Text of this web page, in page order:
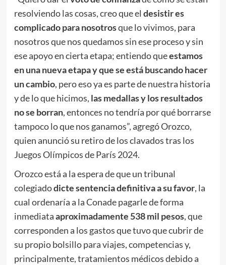
resolviendo las cosas, creo que el desistir es
complicado para nosotrosque lo vivimos, para
nosotros que nos quedamos sin ese proceso y sin
ese apoyo en cierta etapa; entiendo queestamos
en una nueva etapa y que se está buscando hacer
un cambio, pero eso ya es parte de nuestra historia
y de lo que hicimos, las medallas y los resultados
no se borran, entonces no tendría por qué borrarse
tampoco lo que nos ganamos”, agregó Orozco,
quien anunció su retiro de los clavados tras los
Juegos Olímpicos de París 2024.
Orozco está a la espera de que un tribunal
colegiadodicte sentencia definitiva a su favor, la
cual ordenaría a la Conade pagarle de forma
inmediataaproximadamente 538 mil pesos, que
corresponden a los gastos que tuvo que cubrir de
su propio bolsillo para viajes, competencias y,
principalmente, tratamientos médicos debido a